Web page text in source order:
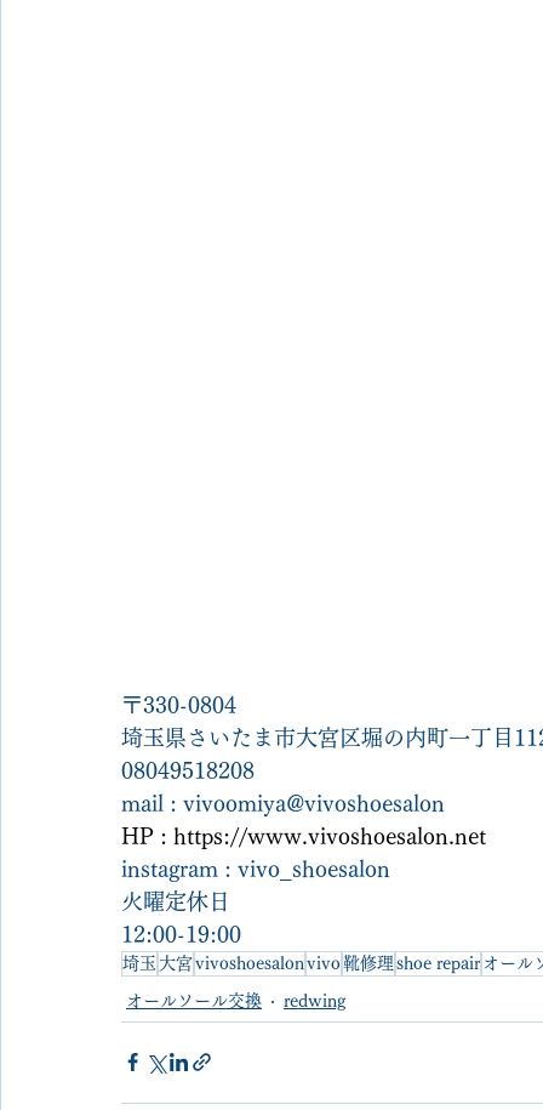
〒330-0804
埼玉県さいたま市大宮区堀の内町一丁目
08049518208
mail : vivoomiya@vivoshoesalon
HP : https://www.vivoshoesalon.net
instagram : vivo_shoesalon
火曜定休日
12:00-19:00
埼玉 大宮vivoshoesalon vivo靴修理 shoe repair オール
オールソール交換 redwing